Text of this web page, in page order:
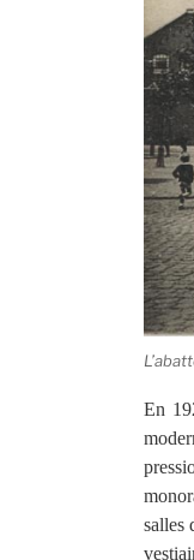
En
salles